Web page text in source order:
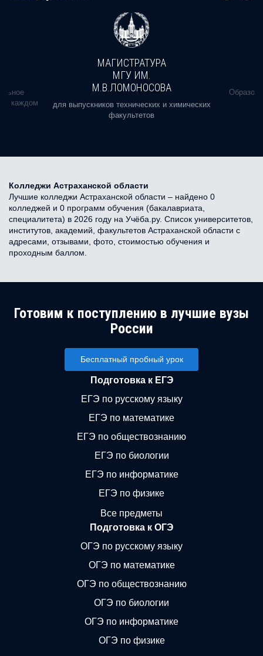
в каждом
МАГИСТРАТУРА
МГУ ИМ.
М.В.ЛОМОНОСОВА
для выпускников технических и химических
факультетов
Колледжи Астраханской области
Лучшие колледжи Астраханской области – найдено 0
колледжей и 0 программ обучения (бакалавриата,
специалитета) в 2026 году на Учёба.ру. Список университетов,
институтов, академий, факультетов Астраханской области с
адресами, отзывами, фото, стоимостью обучения и
проходным баллом.
Готовим к поступлению в лучшие вузы
России
Бесплатный пробный урок
Подготовка к ЕГЭ
ЕГЭ по русскому языку
ЕГЭ по математике
ЕГЭ по обществознанию
ЕГЭ по биологии
ЕГЭ по информатике
ЕГЭ по физике
Все предметы
Подготовка к ОГЭ
ОГЭ по русскому языку
ОГЭ по математике
ОГЭ по обществознанию
ОГЭ по биологии
ОГЭ по информатике
ОГЭ по физике